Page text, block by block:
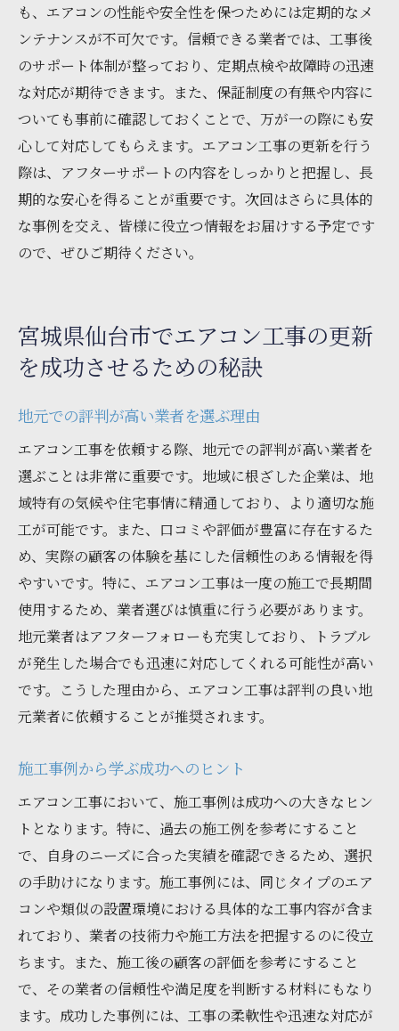
も、エアコンの性能や安全性を保つためには定期的なメ
ンテナンスが不可欠です。信頼できる業者では、工事後
のサポート体制が整っており、定期点検や故障時の迅速
な対応が期待できます。また、保証制度の有無や内容に
ついても事前に確認しておくことで、万が一の際にも安
心して対応してもらえます。エアコン工事の更新を行う
際は、アフターサポートの内容をしっかりと把握し、長
期的な安心を得ることが重要です。次回はさらに具体的
な事例を交え、皆様に役立つ情報をお届けする予定です
ので、ぜひご期待ください。
宮城県仙台市でエアコン工事の更新
を成功させるための秘訣
地元での評判が高い業者を選ぶ理由
エアコン工事を依頼する際、地元での評判が高い業者を
選ぶことは非常に重要です。地域に根ざした企業は、地
域特有の気候や住宅事情に精通しており、より適切な施
工が可能です。また、口コミや評価が豊富に存在するた
め、実際の顧客の体験を基にした信頼性のある情報を得
やすいです。特に、エアコン工事は一度の施工で長期間
使用するため、業者選びは慎重に行う必要があります。
地元業者はアフターフォローも充実しており、トラブル
が発生した場合でも迅速に対応してくれる可能性が高い
です。こうした理由から、エアコン工事は評判の良い地
元業者に依頼することが推奨されます。
施工事例から学ぶ成功へのヒント
エアコン工事において、施工事例は成功への大きなヒン
トとなります。特に、過去の施工例を参考にすること
で、自身のニーズに合った実績を確認できるため、選択
の手助けになります。施工事例には、同じタイプのエア
コンや類似の設置環境における具体的な工事内容が含ま
れており、業者の技術力や施工方法を把握するのに役立
ちます。また、施工後の顧客の評価を参考にすること
で、その業者の信頼性や満足度を判断する材料にもなり
ます。成功した事例には、工事の柔軟性や迅速な対応が